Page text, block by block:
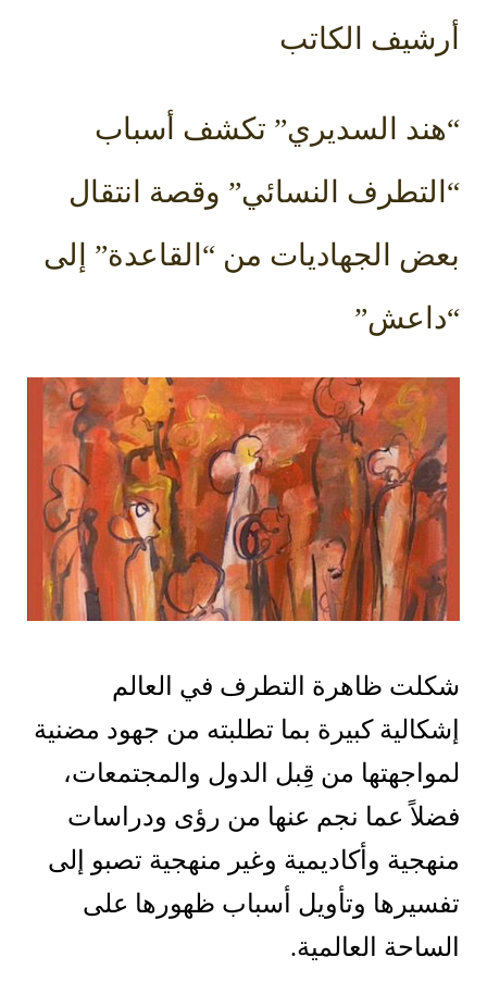
أرشيف الكاتب
“هند السديري” تكشف أسباب
“التطرف النسائي” وقصة انتقال
بعض الجهاديات من “القاعدة” إلى
“داعش”
شكلت ظاهرة التطرف في العالم
إشكالية كبيرة بما تطلبته من جهود مضنية
لمواجهتها من قِبل الدول والمجتمعات،
فضلاً عما نجم عنها من رؤى ودراسات
منهجية وأكاديمية وغير منهجية تصبو إلى
تفسيرها وتأويل أسباب ظهورها على
الساحة العالمية.